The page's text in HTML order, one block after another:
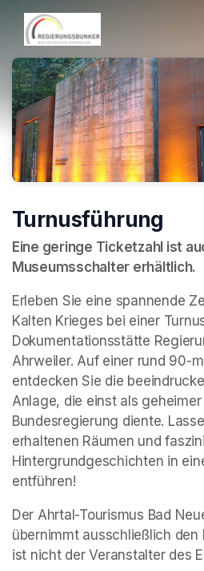
Skip header
Turnusführung
Eine geringe Ticketzahl ist
Museumsschalter erhältlich.
Erleben Sie eine spannende
Kalten Krieges bei einer
Dokumentationsstätte
Ahrweiler. Auf einer rund 90-
entdecken Sie die
Anlage, die einst als
Bundesregierung diente.
erhaltenen Räumen und
Hintergrundgeschichten in
entführen!
Der Ahrtal-Tourismus Bad
übernimmt ausschließlich
ist nicht der Veranstalter des